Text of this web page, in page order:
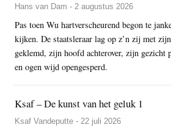
Hans van Dam - 2 augustus 2026
Pas toen Wu hartverscheurend begon te
kijken. De staatsleraar lag op z’n zij met
geklemd, zijn hoofd achterover, zijn gezicht
en ogen wijd opengesperd.
Ksaf – De kunst van het geluk 1
Ksaf Vandeputte - 22 juli 2026